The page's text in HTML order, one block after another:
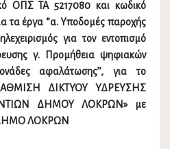
ΟΠΣ ΤΑ 5217080 και κωδικό
τα έργα ‘’α. Υποδομές παροχής
για τον εντοπισμό
γ. Προμήθεια ψηφιακών
αφαλάτωσης’’, για το
ΔΙΚΤΥΟΥ ΥΔΡΕΥΣΗΣ
ΔΗΜΟΥ ΛΟΚΡΩΝ» με
ΔΗΜΟ ΛΟΚΡΩΝ